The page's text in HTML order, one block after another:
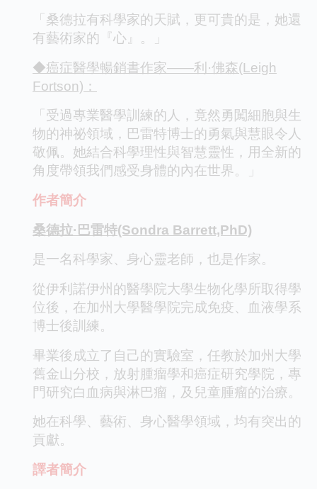
「桑德拉有科學家的天賦，更可貴的是，她還
有藝術家的『心』。」
◆癌症醫學暢銷書作家——利·佛森(Leigh
Fortson)：
「受過專業醫學訓練的人，竟然勇闖細胞與生
物的神祕領域，巴雷特博士的勇氣與慧眼令人
敬佩。她結合科學理性與智慧靈性，用全新的
角度帶領我們感受身體的內在世界。」
作者簡介
桑德拉·巴雷特(Sondra Barrett,PhD)
是一名科學家、身心靈老師，也是作家。
從伊利諾伊州的醫學院大學生物化學所取得學
位後，在加州大學醫學院完成免疫、血液學系
博士後訓練。
畢業後成立了自己的實驗室，任教於加州大學
舊金山分校，放射腫瘤學和癌症研究學院，專
門研究白血病與淋巴瘤，及兒童腫瘤的治療。
她在科學、藝術、身心醫學領域，均有突出的
貢獻。
譯者簡介